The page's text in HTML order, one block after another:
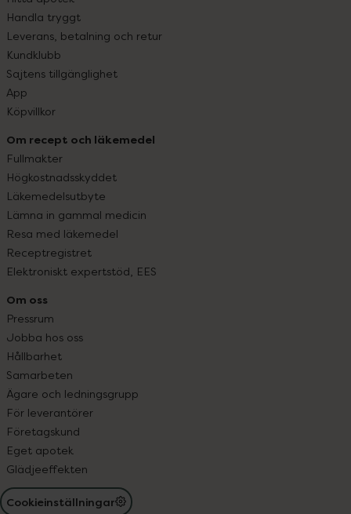
Handla tryggt
Leverans, betalning och retur
Kundklubb
Sajtens tillgänglighet
App
Köpvillkor
Om recept och läkemedel
Fullmakter
Högkostnadsskyddet
Läkemedelsutbyte
Lämna in gammal medicin
Resa med läkemedel
Receptregistret
Elektroniskt expertstöd, EES
Om oss
Pressrum
Jobba hos oss
Hållbarhet
Samarbeten
Ägare och ledningsgrupp
För leverantörer
Företagskund
Eget apotek
Glädjeeffekten
Cookieinställningar